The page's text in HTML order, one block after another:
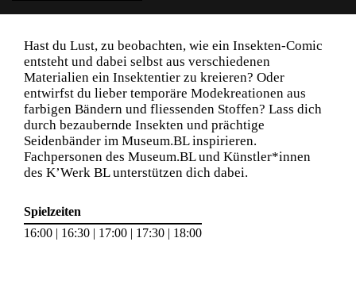
Hast du Lust, zu beobachten, wie ein Insekten-Comic
entsteht und dabei selbst aus verschiedenen
Materialien ein Insektentier zu kreieren? Oder
entwirfst du lieber temporäre Modekreationen aus
farbigen Bändern und fliessenden Stoffen? Lass dich
durch bezaubernde Insekten und prächtige
Seidenbänder im Museum.BL inspirieren.
Fachpersonen des Museum.BL und Künstler*innen
des K’Werk BL unterstützen dich dabei.
Spielzeiten
16:00 | 16:30 | 17:00 | 17:30 | 18:00